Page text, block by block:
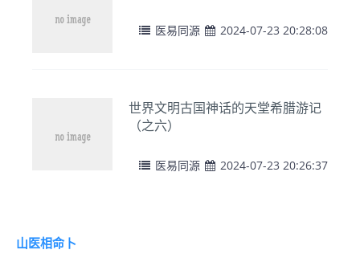
医易同源 2024-07-23 20:28:08
世界文明古国神话的天堂希腊游记
（之六）
医易同源 2024-07-23 20:26:37
山医相命卜